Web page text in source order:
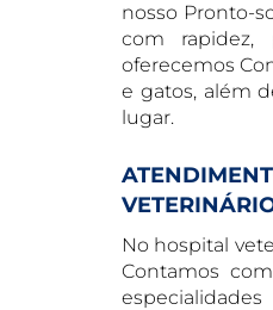
nosso Pronto-
com rapidez,
oferecemos
e gatos, além
lugar.
No hospital
Contamos